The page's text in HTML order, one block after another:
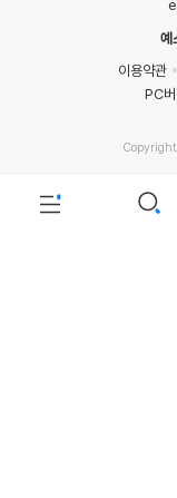
예
이용약관
PC